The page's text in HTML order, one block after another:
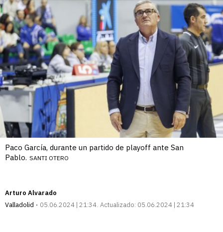
Paco García, durante un partido de playoff ante San
Pablo. SANTI OTERO
Arturo Alvarado
Valladolid
05.06.2024 | 21:34 Actualizado: 05.06.2024 | 21:34